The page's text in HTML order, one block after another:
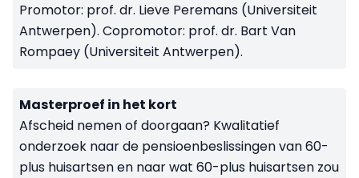
Promotor: prof. dr. Lieve Peremans (Universiteit
Antwerpen). Copromotor: prof. dr. Bart Van
Rompaey (Universiteit Antwerpen).
Masterproef in het kort
Afscheid nemen of doorgaan? Kwalitatief
onderzoek naar de pensioenbeslissingen van 60-
plus huisartsen en naar wat 60-plus huisartsen zou